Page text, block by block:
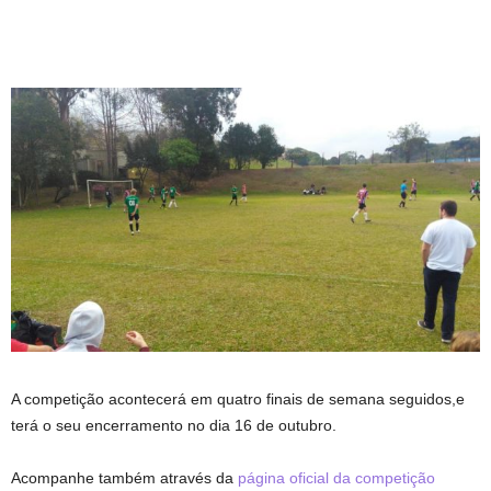
A competição acontecerá em quatro finais de semana seguidos,e
terá o seu encerramento no dia 16 de outubro.
Acompanhe também através da página oficial da competição